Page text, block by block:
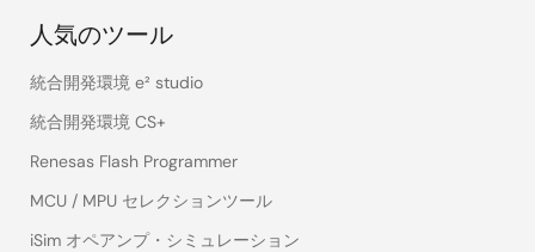
人気のツール
統合開発環境 e² studio
統合開発環境 CS+
Renesas Flash Programmer
MCU / MPU セレクションツール
iSim オペアンプ・シミュレーション